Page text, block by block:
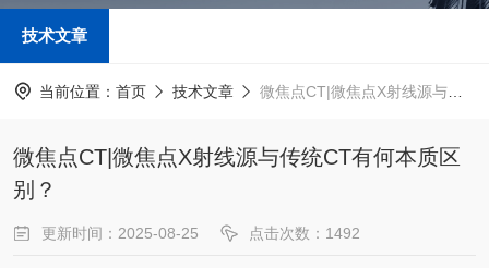
技术文章
当前位置： 首页 技术文章 微焦点CT|微焦点X射线源与传统CT有何本质区别？
微焦点CT|微焦点X射线源与传统CT有何本质区
别？
更新时间：2025-08-25 点击次数：1492